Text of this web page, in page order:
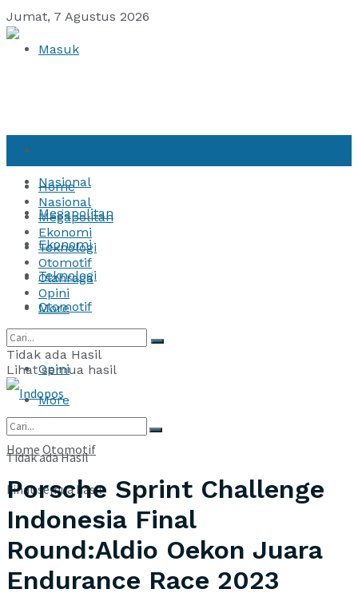
Jumat, 7 Agustus 2026
Masuk
Nasional
Megapolitan
Ekonomi
Teknologi
Otomotif
Opini
More
Home
Nasional
Megapolitan
Ekonomi
Teknologi
Otomotif
Olahraga
Opini
More
Tidak ada Hasil
Lihat semua hasil
Tidak ada Hasil
Lihat semua hasil
Home Otomotif
Porsche Sprint Challenge
Indonesia Final
Round:Aldio Oekon Juara
Endurance Race 2023